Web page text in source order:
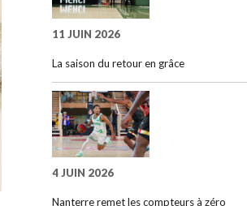
11 JUIN 2026
La saison du retour en grâce
4 JUIN 2026
Nanterre remet les compteurs à zéro